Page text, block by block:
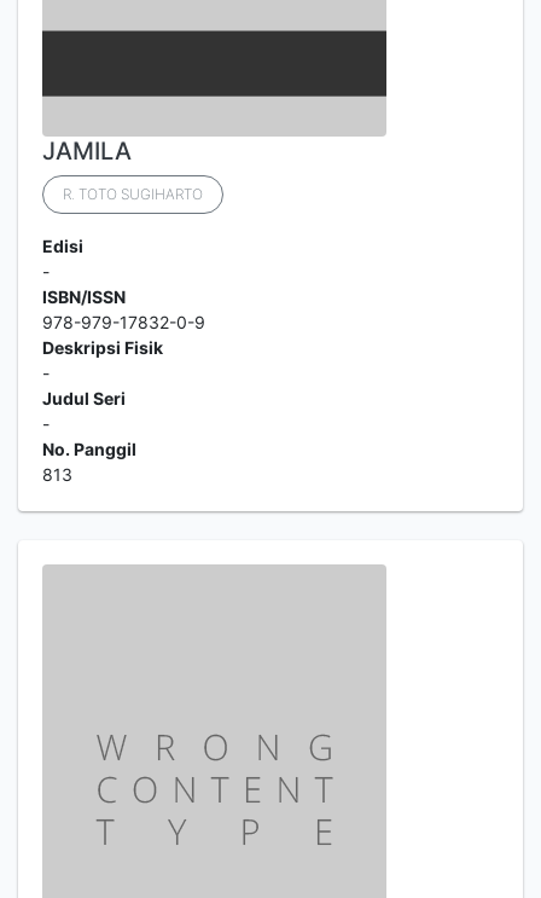
JAMILA
R. TOTO SUGIHARTO
Edisi
-
ISBN/ISSN
978-979-17832-0-9
Deskripsi Fisik
-
Judul Seri
-
No. Panggil
813